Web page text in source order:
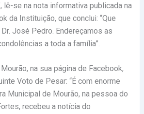
lê-se na nota informativa publicada na
da Instituição, que conclui: “Que
José Pedro. Endereçamos as
a toda a família”.
na sua página de Facebook,
Voto de Pesar: “É com enorme
Municipal de Mourão, na pessoa do
recebeu a notícia do